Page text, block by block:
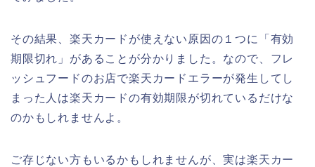
その結果、楽天カードが使えない原因の１つに「有効
期限切れ」があることが分かりました。なので、フレ
ッシュフードのお店で楽天カードエラーが発生してし
まった人は楽天カードの有効期限が切れているだけな
のかもしれませんよ。
ご存じない方もいるかもしれませんが、実は楽天カー